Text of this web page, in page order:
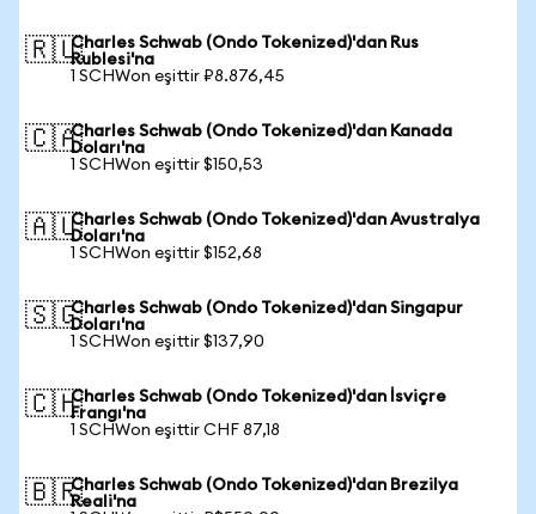
🇷🇺Charles Schwab (Ondo Tokenized)'dan Rus
Rublesi'na
1 SCHWon eşittir ₽8.876,45
🇨🇦Charles Schwab (Ondo Tokenized)'dan Kanada
Doları'na
1 SCHWon eşittir $150,53
🇦🇺Charles Schwab (Ondo Tokenized)'dan Avustralya
Doları'na
1 SCHWon eşittir $152,68
🇸🇬Charles Schwab (Ondo Tokenized)'dan Singapur
Doları'na
1 SCHWon eşittir $137,90
🇨🇭Charles Schwab (Ondo Tokenized)'dan İsviçre
Frangı'na
1 SCHWon eşittir CHF 87,18
🇧🇷Charles Schwab (Ondo Tokenized)'dan Brezilya
Reali'na